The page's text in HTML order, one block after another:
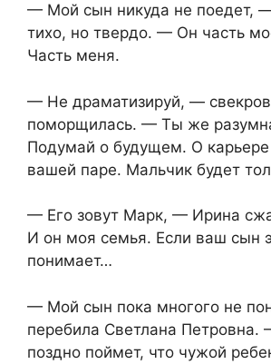
— Мой сын никуда не поедет,
тихо, но твердо. — Он часть
Часть меня.
— Не драматизируй, —
поморщилась. — Ты же
Подумай о будущем. О
вашей паре. Мальчик будет
— Его зовут Марк, — Ирина
И он моя семья. Если ваш сын
понимает…
— Мой сын пока многого не
перебила Светлана Петровна.
поздно поймет, что чужой